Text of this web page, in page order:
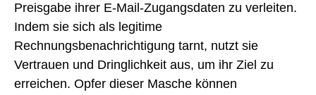
Preisgabe ihrer E-Mail-Zugangsdaten zu verleiten.
Indem sie sich als legitime
Rechnungsbenachrichtigung tarnt, nutzt sie
Vertrauen und Dringlichkeit aus, um ihr Ziel zu
erreichen. Opfer dieser Masche können